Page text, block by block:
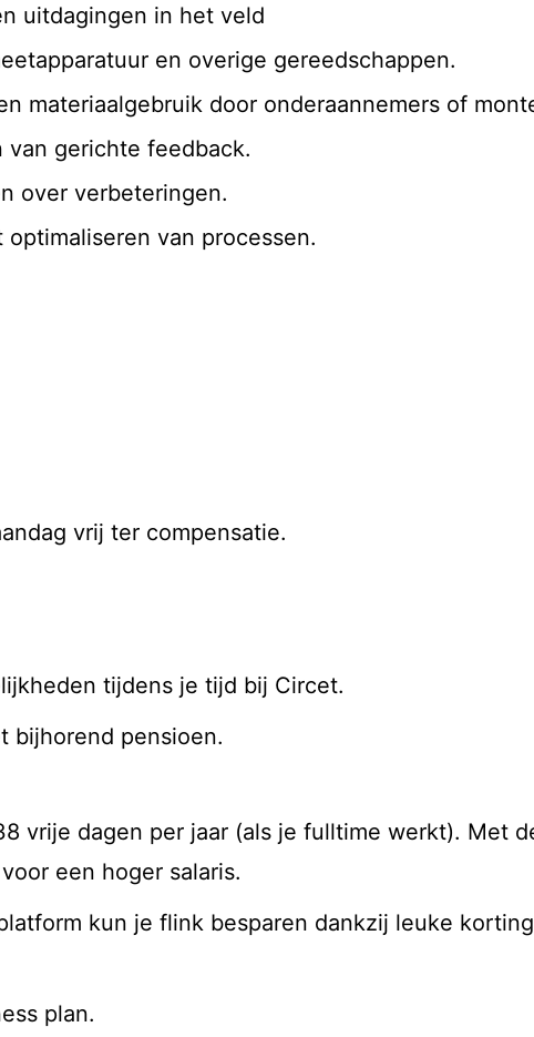
uitdagingen in het veld
en overige gereedschappen.
materiaalgebruik door onderaannemers of
gerichte feedback.
over verbeteringen.
van processen.
vrij ter compensatie.
tijdens je tijd bij Circet.
bijhorend pensioen.
vrije dagen per jaar (als je fulltime werkt). Met
een hoger salaris.
kun je flink besparen dankzij leuke
plan.